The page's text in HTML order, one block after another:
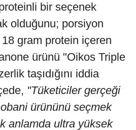
bir seçenek
olduğunu; porsiyon
18 gram protein içeren
ürünü "Oikos Triple
taşıdığını iddia
"Tüketiciler gerçeği
ürününü seçmek
anlamda ultra yüksek